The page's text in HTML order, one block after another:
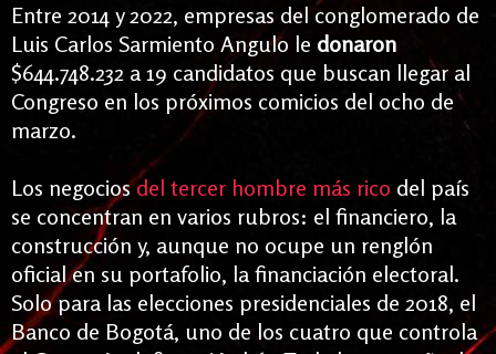
Entre 2014 y 2022, empresas del conglomerado de
Luis Carlos Sarmiento Angulo le donaron
$644.748.232 a 19 candidatos que buscan llegar al
Congreso en los próximos comicios del ocho de
marzo.
Los negociosdel tercer hombre más rico del país
se concentran en varios rubros: el financiero, la
construcción y, aunque no ocupe un renglón
oficial en su portafolio, la financiación electoral.
Solo para las elecciones presidenciales de 2018, el
Banco de Bogotá, uno de los cuatro que controla